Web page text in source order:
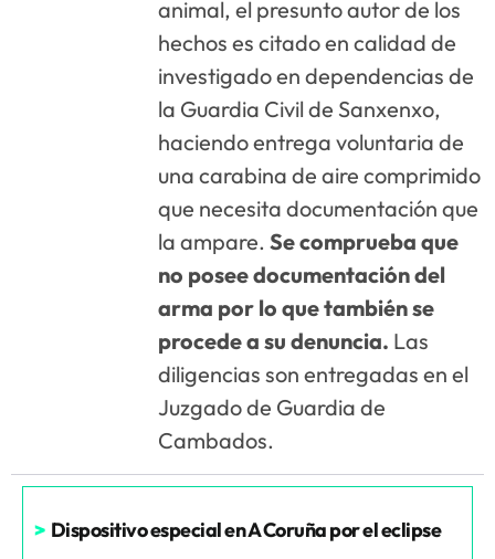
animal, el presunto autor de los
hechos es citado en calidad de
investigado en dependencias de
la Guardia Civil de Sanxenxo,
haciendo entrega voluntaria de
una carabina de aire comprimido
que necesita documentación que
la ampare.Se comprueba que
no posee documentación del
arma por lo que también se
procede a su denuncia. Las
diligencias son entregadas en el
Juzgado de Guardia de
Cambados.
> Dispositivo especial en A Coruña por el eclipse